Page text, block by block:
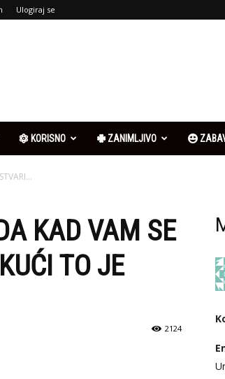
Ulogiraj se
KORISNO ZANIMLJIVO
KAD VAM SE
TO JE
2124